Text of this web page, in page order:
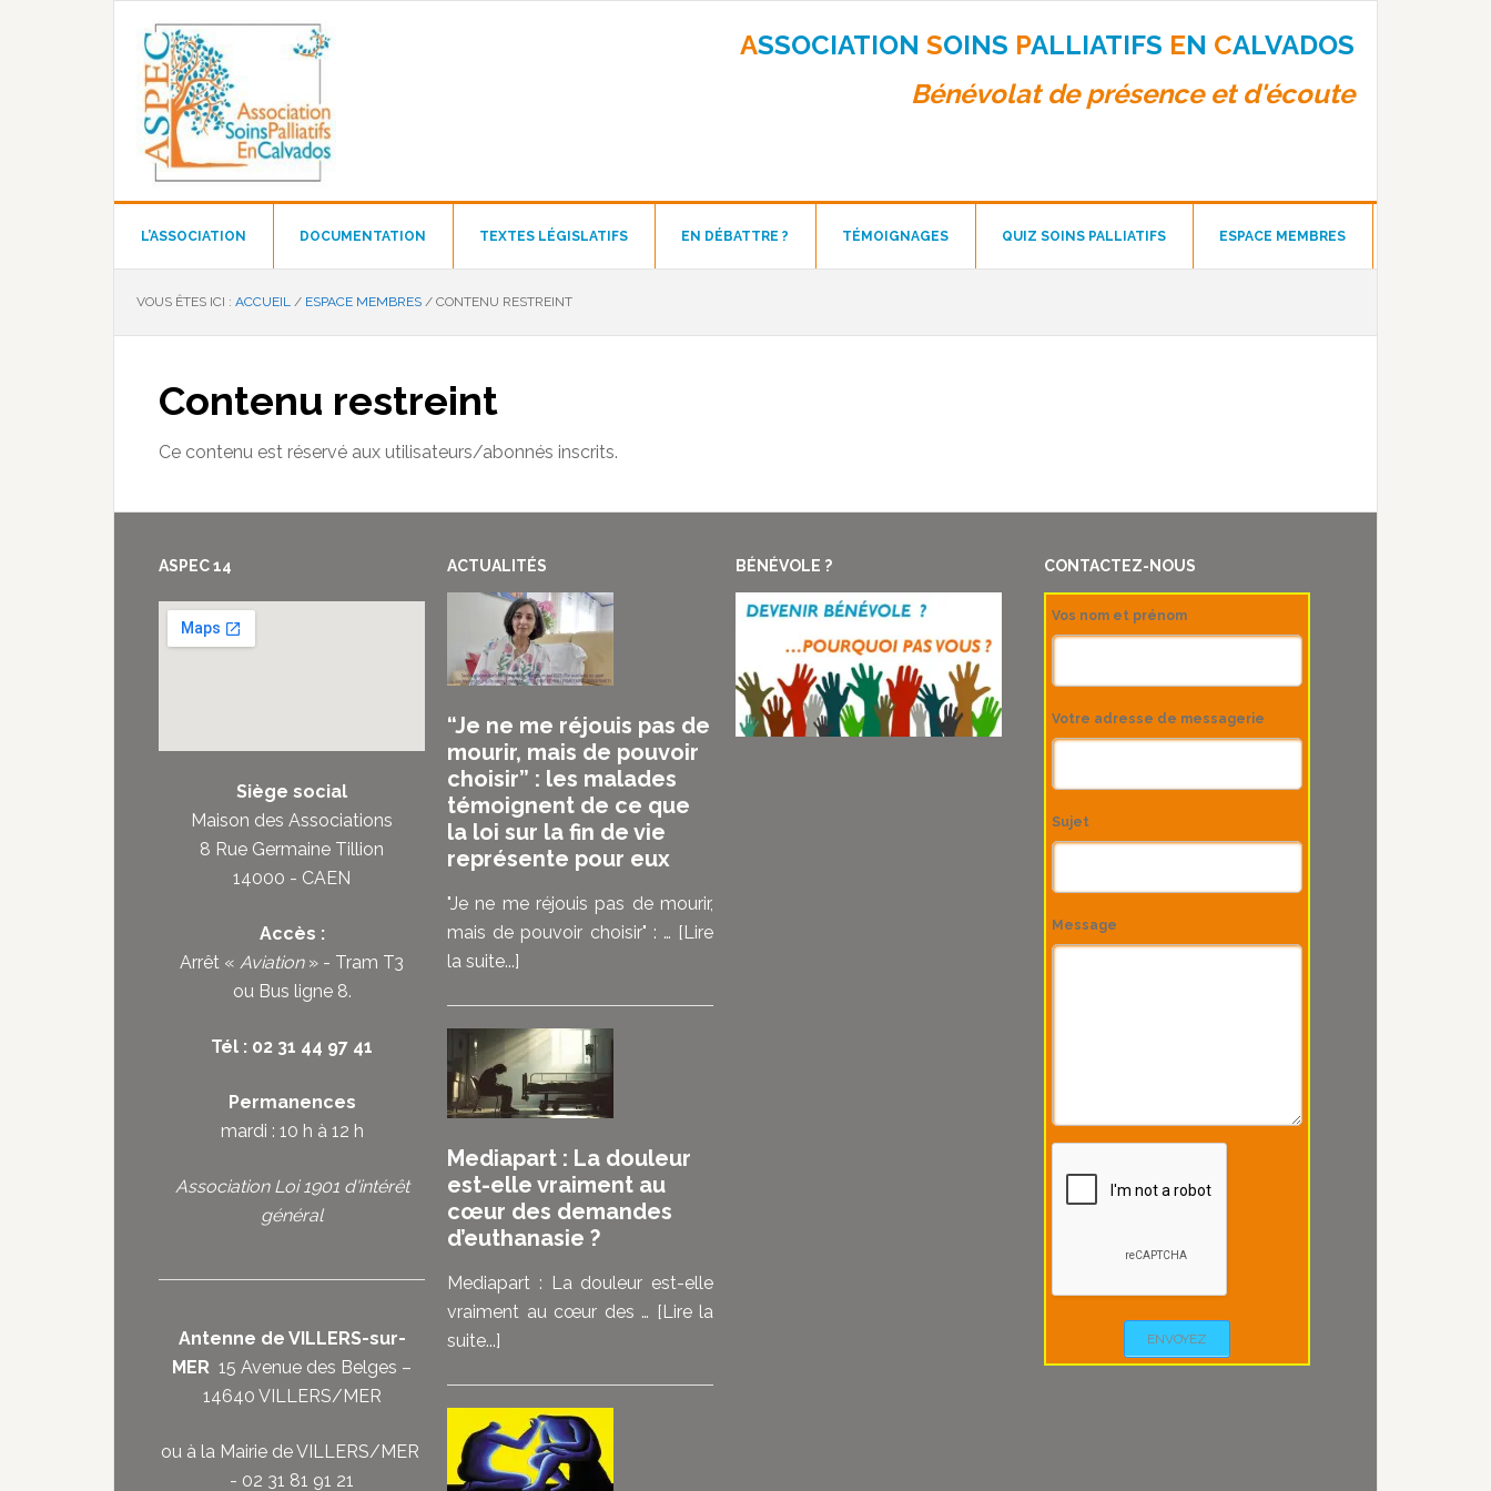
ASSOCIATION SOINS PALLIATIFS EN CALVADOS
Bénévolat de présence et d'écoute
L’ASSOCIATION DOCUMENTATION TEXTES LÉGISLATIFS EN DÉBATTRE ? TÉMOIGNAGES QUIZ SOINS PALLIATIFS ESPACE MEMBRES
VOUS ÊTES ICI : ACCUEIL / ESPACE MEMBRES / CONTENU RESTREINT
Contenu restreint
Ce contenu est réservé aux utilisateurs/abonnés inscrits.
Footer
ASPEC 14
Siège social
Maison des Associations
8 Rue Germaine Tillion
14000 - CAEN
Accès :
Arrêt « Aviation» - Tram T3
ou Bus ligne 8.
Tél : 02 31 44 97 41
Permanences
mardi : 10 h à 12 h
Association Loi 1901 d'intérêt
général
Antenne de VILLERS-sur-
MER 15 Avenue des Belges –
14640 VILLERS/MER
ou à la Mairie de VILLERS/MER
- 02 31 81 91 21
ACTUALITÉS
“Je ne me réjouis pas de
mourir, mais de pouvoir
choisir” : les malades
témoignent de ce que
la loi sur la fin de vie
représente pour eux
"Je ne me réjouis pas de mourir,
mais de pouvoir choisir" : … [Lire
la suite...]
me
réjouis
pas
mourir,
mais
de
pouvoir
choisir”
témoignent
de
ce
que
Mediapart : La douleur
est-elle vraiment au
cœur des demandes
d’euthanasie ?
Mediapart : La douleur est-elle
vraiment au cœur des … [Lire la
suite...]
La
douleur
est-
BÉNÉVOLE ? CONTACTEZ-NOUS
Vos nom et prénom
Votre adresse de messagerie
Sujet
Message
ENVOYEZ